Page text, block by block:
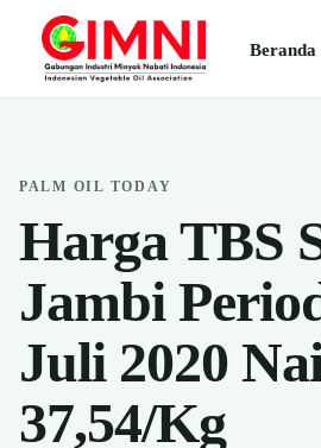
Beranda
PALM OIL TODAY
Harga TBS
Jambi
Juli 2020
37,54/Kg